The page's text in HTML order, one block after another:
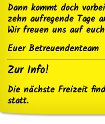
Dann kommt doch
zehn aufregende Tage
Wir freuen uns auf
Euer Betreuendenteam
Zur Info!
Die nächste Freizeit
statt.